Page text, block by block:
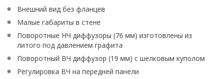
Внешний вид без фланцев
Малые габариты в стене
Поворотные НЧ диффузоры (76 мм) изготовлены из
литого под давлением графита
Поворотный ВЧ диффузор (19 мм) с шелковым куполом
Регулировка ВЧ на передней панели